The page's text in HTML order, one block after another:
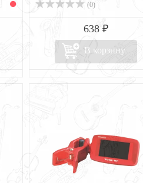
(0)
638 ₽
В корзину